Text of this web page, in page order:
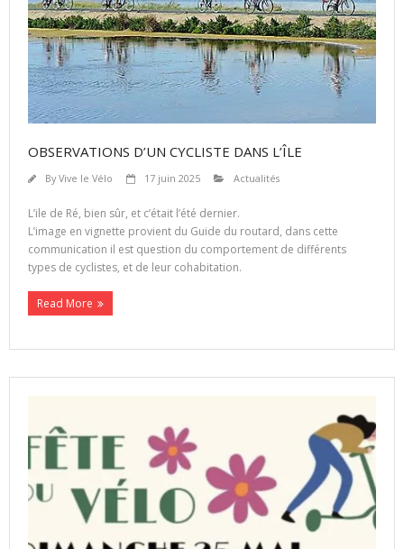
OBSERVATIONS D’UN CYCLISTE DANS L’ÎLE
ByVive le Vélo 17 juin 2025 Actualités
L’ile de Ré, bien sûr, et c’était l’été dernier.
L’image en vignette provient du Guide du routard, dans cette
communication il est question du comportement de différents
types de cyclistes, et de leur cohabitation.
Read More